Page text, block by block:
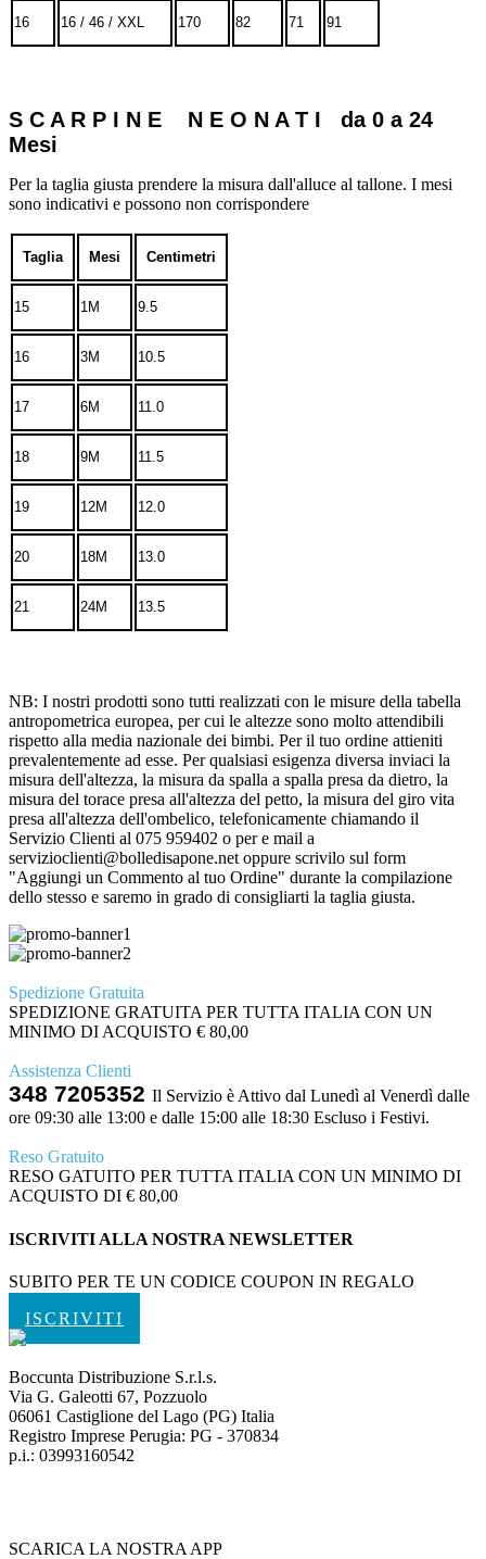
16 16 / 46 / XXL 170 82 71 91
S C A R P I N E N E O N A T I da 0 a 24
Mesi
Per la taglia giusta prendere la misura dall'alluce al tallone. I mesi
sono indicativi e possono non corrispondere
Taglia Mesi Centimetri
15 1M 9.5
16 3M 10.5
17 6M 11.0
18 9M 11.5
19 12M 12.0
20 18M 13.0
21 24M 13.5
NB: I nostri prodotti sono tutti realizzati con le misure della tabella
antropometrica europea, per cui le altezze sono molto attendibili
rispetto alla media nazionale dei bimbi. Per il tuo ordine attieniti
prevalentemente ad esse. Per qualsiasi esigenza diversa inviaci la
misura dell'altezza, la misura da spalla a spalla presa da dietro, la
misura del torace presa all'altezza del petto, la misura del giro vita
presa all'altezza dell'ombelico, telefonicamente chiamando il
Servizio Clienti al 075 959402 o per e mail a
servizioclienti@bolledisapone.net oppure scrivilo sul form
"Aggiungi un Commento al tuo Ordine" durante la compilazione
dello stesso e saremo in grado di consigliarti la taglia giusta.
Spedizione Gratuita
SPEDIZIONE GRATUITA PER TUTTA ITALIA CON UN
MINIMO DI ACQUISTO € 80,00
Assistenza Clienti
348 7205352 Il Servizio è Attivo dal Lunedì al Venerdì dalle
ore 09:30 alle 13:00 e dalle 15:00 alle 18:30 Escluso i Festivi.
Reso Gratuito
RESO GATUITO PER TUTTA ITALIA CON UN MINIMO DI
ACQUISTO DI € 80,00
ISCRIVITI ALLA NOSTRA NEWSLETTER
SUBITO PER TE UN CODICE COUPON IN REGALO
ISCRIVITI
Boccunta Distribuzione S.r.l.s.
Via G. Galeotti 67, Pozzuolo
06061 Castiglione del Lago (PG) Italia
Registro Imprese Perugia: PG - 370834
p.i.: 03993160542
SCARICA LA NOSTRA APP